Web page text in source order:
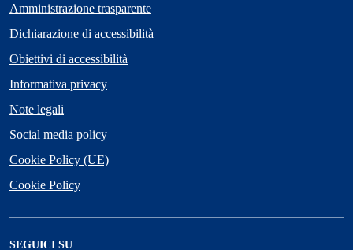
Amministrazione trasparente
Dichiarazione di accessibilità
Obiettivi di accessibilità
Informativa privacy
Note legali
Social media policy
Cookie Policy (UE)
Cookie Policy
SEGUICI SU